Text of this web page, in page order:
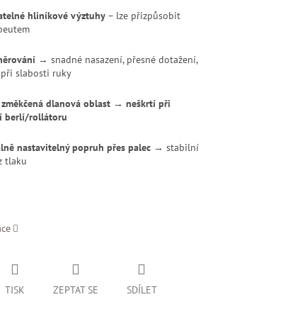
hliníkové výztuhy– lze přizpůsobit
→ snadné nasazení, přesné dotažení,
slabosti ruky
dlanová oblast→ neškrtí při
berlí/rollátoru
nastavitelný popruh přes palec→ stabilní
tlaku
TISK ZEPTAT SE SDÍLET